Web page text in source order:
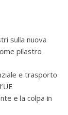
sulla nuova
pilastro
e trasporto
e la colpa in